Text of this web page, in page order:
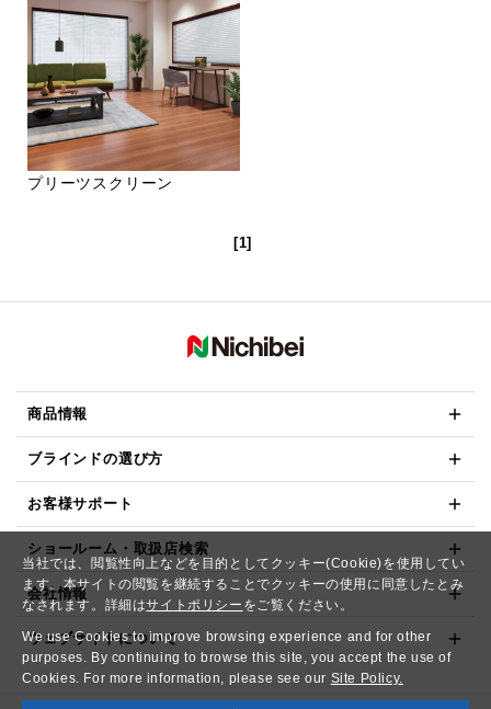
当社では、閲覧性向上などを目的としてクッキー(Cookie)を使用してい
ます。本サイトの閲覧を継続することでクッキーの使用に同意したとみ
なされます。詳細はサイトポリシー をご覧ください。
We use Cookies to improve browsing experience and for other
purposes. By continuing to browse this site, you accept the use of
Cookies. For more information, please see our Site Policy.
プリーツスクリーン
[1]
商品情報
ブラインドの選び方
お客様サポート
ショールーム・取扱店検索
会社情報
ウェブサイトについて